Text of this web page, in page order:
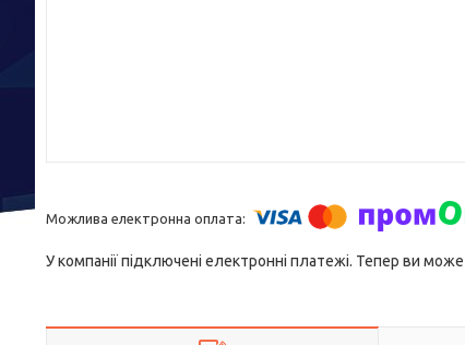
У компанії підключені електронні платежі. Тепер ви